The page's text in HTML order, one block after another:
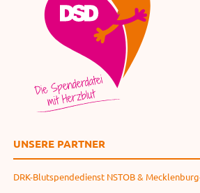
UNSERE PARTNER
DRK-Blutspendedienst NSTOB &